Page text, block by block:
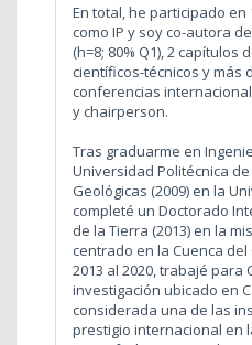
En total, he participado en
como IP y soy co-autora
(h=8; 80% Q1), 2 capítulos
científicos-técnicos y más
conferencias
y chairperson.
Tras graduarme en
Universidad Politécnica
Geológicas (2009) en la
completé un Doctorado
de la Tierra (2013) en la
centrado en la Cuenca del
2013 al 2020, trabajé para
investigación ubicado en
considerada una de las
prestigio internacional en